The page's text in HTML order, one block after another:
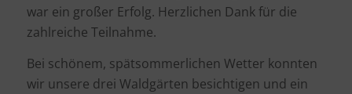
war ein großer Erfolg. Herzlichen Dank für die
zahlreiche Teilnahme.
Bei schönem, spätsommerlichen Wetter konnten
wir unsere drei Waldgärten besichtigen und ein